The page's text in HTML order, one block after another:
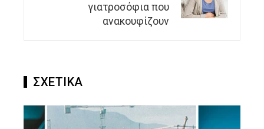
γιατροσόφια που
ανακουφίζουν
ΣΧΕΤΙΚΑ